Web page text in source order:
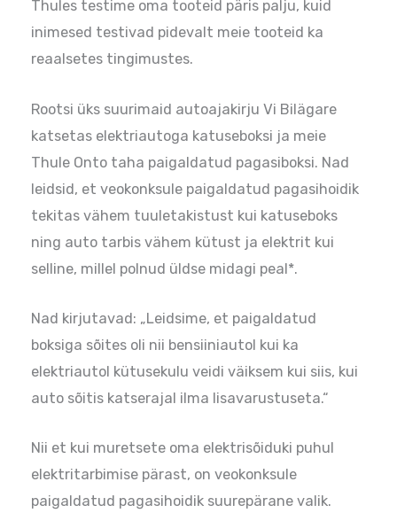
Thules testime oma tooteid päris palju, kuid
inimesed testivad pidevalt meie tooteid ka
reaalsetes tingimustes.
Rootsi üks suurimaid autoajakirju Vi Bilägare
katsetas elektriautoga katuseboksi ja meie
Thule Onto taha paigaldatud pagasiboksi. Nad
leidsid, et veokonksule paigaldatud pagasihoidik
tekitas vähem tuuletakistust kui katuseboks
ning auto tarbis vähem kütust ja elektrit kui
selline, millel polnud üldse midagi peal*.
Nad kirjutavad: „Leidsime, et paigaldatud
boksiga sõites oli nii bensiiniautol kui ka
elektriautol kütusekulu veidi väiksem kui siis, kui
auto sõitis katserajal ilma lisavarustuseta.“
Nii et kui muretsete oma elektrisõiduki puhul
elektritarbimise pärast, on veokonksule
paigaldatud pagasihoidik suurepärane valik.